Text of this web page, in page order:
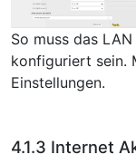
So muss das
konfiguriert sein.
Einstellungen.
4.1.3 Internet